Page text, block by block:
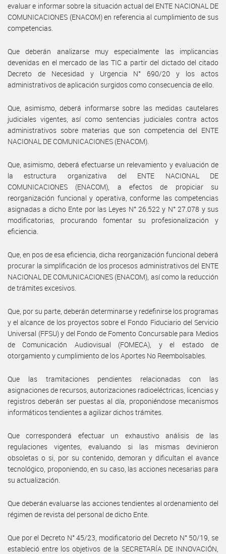
evaluar e informar sobre la situación actual del ENTE NACIONAL DE
COMUNICACIONES (ENACOM) en referencia al cumplimiento de sus
competencias.
Que deberán analizarse muy especialmente las implicancias
devenidas en el mercado de las TIC a partir del dictado del citado
Decreto de Necesidad y Urgencia N° 690/20 y los actos
administrativos de aplicación surgidos como consecuencia de ello.
Que, asimismo, deberá informarse sobre las medidas cautelares
judiciales vigentes, así como sentencias judiciales contra actos
administrativos sobre materias que son competencia del ENTE
NACIONAL DE COMUNICACIONES (ENACOM).
Que, asimismo, deberá efectuarse un relevamiento y evaluación de
la estructura organizativa del ENTE NACIONAL DE
COMUNICACIONES (ENACOM), a efectos de propiciar su
reorganización funcional y operativa, conforme las competencias
asignadas a dicho Ente por las Leyes N° 26.522 y N° 27.078 y sus
modificatorias, procurando fomentar su profesionalización y
eficiencia.
Que, en pos de esa eficiencia, dicha reorganización funcional deberá
procurar la simplificación de los procesos administrativos del ENTE
NACIONAL DE COMUNICACIONES (ENACOM), así como la reducción
de trámites excesivos.
Que, por su parte, deberán determinarse y redefinirse los programas
y el alcance de los proyectos sobre el Fondo Fiduciario del Servicio
Universal (FFSU) y del Fondo de Fomento Concursable para Medios
de Comunicación Audiovisual (FOMECA), y el estado de
otorgamiento y cumplimiento de los Aportes No Reembolsables.
Que las tramitaciones pendientes relacionadas con las
asignaciones de recursos, autorizaciones radioeléctricas, licencias y
registros deberán ser puestas al día, proponiéndose mecanismos
informáticos tendientes a agilizar dichos trámites.
Que corresponderá efectuar un exhaustivo análisis de las
regulaciones vigentes, evaluando si las mismas devinieron
obsoletas o si, por su contenido, demoran y dificultan el avance
tecnológico, proponiendo, en su caso, las acciones necesarias para
su actualización.
Que deberán evaluarse las acciones tendientes al ordenamiento del
régimen de revista del personal de dicho Ente.
Que por el Decreto N° 45/23, modificatorio del Decreto N° 50/19, se
estableció entre los objetivos de la SECRETARÍA DE INNOVACIÓN,